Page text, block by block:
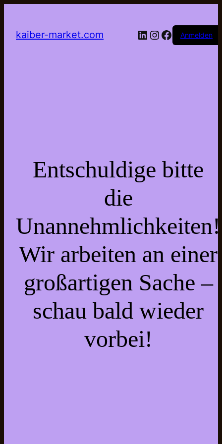
kaiber-market.com LinkedIn
Instagram
Facebook
Anmelden
Entschuldige bitte
die
Unannehmlichkeiten!
Wir arbeiten an einer
großartigen Sache –
schau bald wieder
vorbei!